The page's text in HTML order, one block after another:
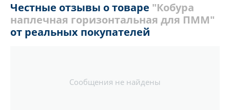
Честные отзывы о товаре "Кобура
наплечная горизонтальная для ПММ"
от реальных покупателей
Сообщения не найдены